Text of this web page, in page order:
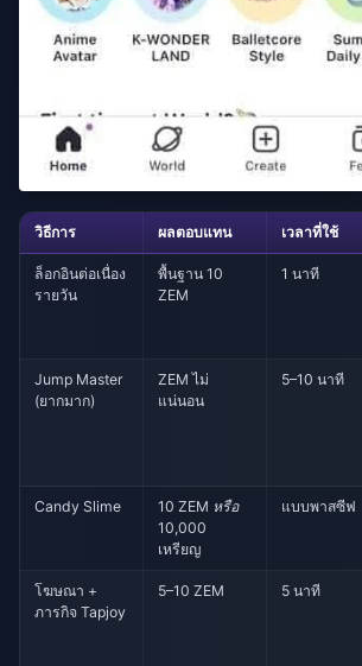
วิธีการ ผลตอบแทน เวลาที่ใช้
ล็อกอินต่อเนื่อง
รายวัน
พื้นฐาน 10
ZEM
1 นาที
Jump Master
(ยากมาก)
ZEM ไม่
แน่นอน
5–10 นาที
Candy Slime 10 ZEM หรือ
10,000
เหรียญ
แบบพาสซีฟ
โฆษณา +
ภารกิจ Tapjoy
5–10 ZEM 5 นาที